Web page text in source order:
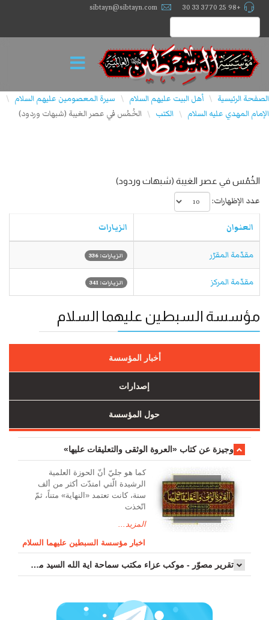
+98 25 3770 33 30
sibtayn@sibtayn.com
الصفحة الرئيسية \ أهل البيت عليهم السلام \ سيرة المعصومين عليهم السلام \
الإمام المهدي علیه السلام \ الكتب \ الخُمُس في عصر الغيبة (شبهات وردود)
الخُمُس في عصر الغيبة (شبهات وردود)
عدد الإظهارات:
العنوان الزيارات
مقدّمة المقرّر الزيارات: 336
مقدّمة المركز الزيارات: 341
مؤسسة السبطين عليهما السلام
أخبار المؤسسة
إصدارات
حول المؤسسة
وجیزة عن کتاب «العروة الوثقی والتعلیقات علیها»
کما هو جليّ أنّ الحوزة العلمیة
الرشیدة الّتي امتدّت أكثر من ألف
سنة، كانت تعتمد «النهاية» متناً، ثمّ
اتّخذت
المزيد...
اخبار مؤسسة السبطين عليهما السلام
تقرير مصوّر - موكب عزاء مکتب سماحة اية الله السيد مرتضى الموسوي الاصفهاني في يوم إستشهاد السيدة فاطم...